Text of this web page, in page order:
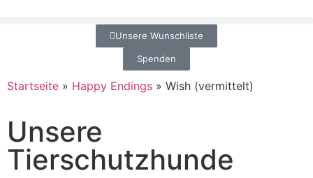
Unsere Wunschliste
Spenden
Startseite » Happy Endings » Wish (vermittelt)
Unsere
Tierschutzhunde